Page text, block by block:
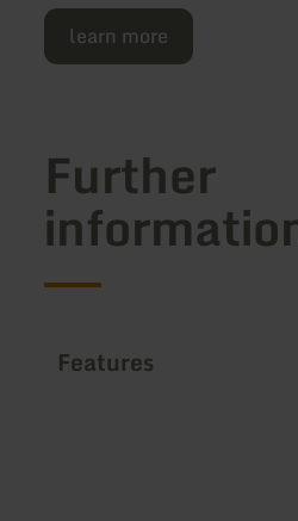
learn more
Further
Features